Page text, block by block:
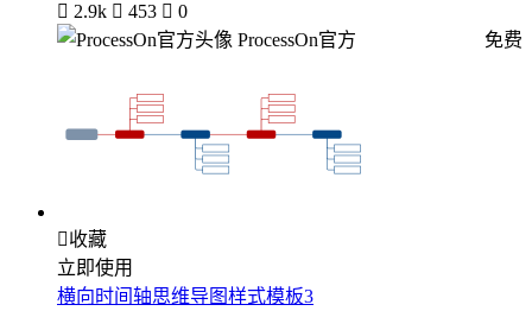
 2.9k  453  0
ProcessOn官方
免费
收藏
立即使用
横向时间轴思维导图样式模板3